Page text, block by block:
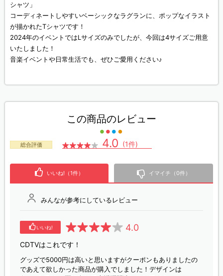
シャツ」
コーディネートしやすいベーシックなラグランに、ポップなイラスト
が描かれたTシャツです！
2024年のイベントではLサイズのみでしたが、今回は4サイズご用意
いたしました！
音楽イベントや日常生活でも、ぜひご愛用ください♪
この商品のレビュー
総合評価 4.0 (1件)
いいね!（1件） イマイチ（0件）
みんなが参考にしているレビュー
いいね! 4.0
CDTVはこれです！
グッズで5000円は高いと思いますがクーポンもありましたの
であえて欲しかった商品が購入でしました！デザインは